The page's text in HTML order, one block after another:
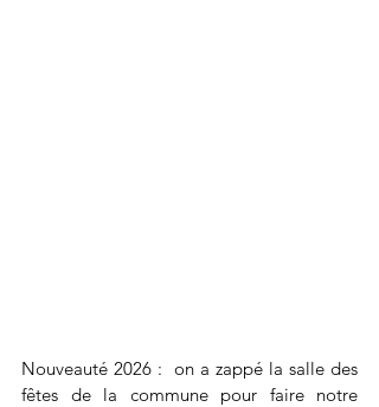
Nouveauté 2026 :  on a zappé la salle des
fêtes de la commune pour faire notre